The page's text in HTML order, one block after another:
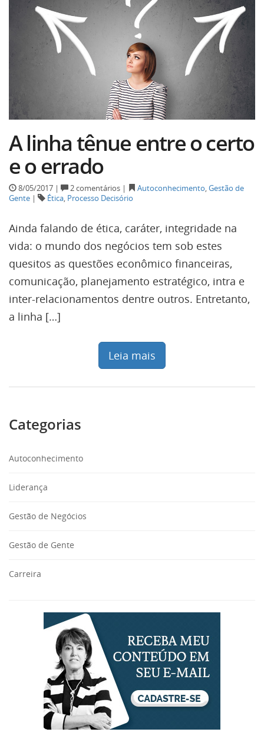
A linha tênue entre o certo
e o errado
8/05/2017 | 2 comentários | Autoconhecimento,Gestão de
Gente | Ética, Processo Decisório
Ainda falando de ética, caráter, integridade na
vida: o mundo dos negócios tem sob estes
quesitos as questões econômico financeiras,
comunicação, planejamento estratégico, intra e
inter-relacionamentos dentre outros. Entretanto,
a linha […]
Leia mais
Categorias
Autoconhecimento
Liderança
Gestão de Negócios
Gestão de Gente
Carreira